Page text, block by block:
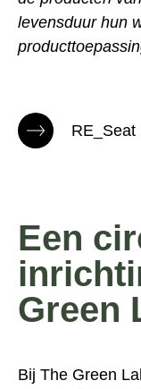
levensduur hun
RE_Seat
Een
Green
Bij The Green